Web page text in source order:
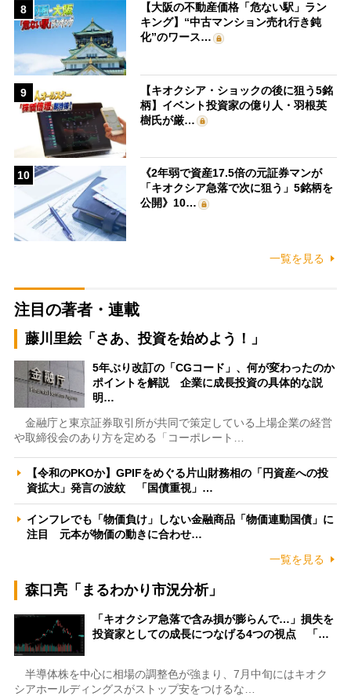
8
【大阪の不動産価格「危ない駅」ラン
キング】“中古マンション売れ行き鈍
化”のワース…
9
【キオクシア・ショックの後に狙う5銘
柄】イベント投資家の億り人・羽根英
樹氏が厳…
10
《2年弱で資産17.5倍の元証券マンが
「キオクシア急落で次に狙う」5銘柄を
公開》10…
一覧を見る
注目の著者・連載
藤川里絵「さあ、投資を始めよう！」
5年ぶり改訂の「CGコード」、何が変わったのか
ポイントを解説 企業に成長投資の具体的な説
明…
金融庁と東京証券取引所が共同で策定している上場企業の経営
や取締役会のあり方を定める「コーポレート…
【令和のPKOか】GPIFをめぐる片山財務相の「円資産への投
資拡大」発言の波紋 「国債重視」…
インフレでも「物価負け」しない金融商品「物価連動国債」に
注目 元本が物価の動きに合わせ…
一覧を見る
森口亮「まるわかり市況分析」
「キオクシア急落で含み損が膨らんで…」損失を
投資家としての成長につなげる4つの視点 「…
半導体株を中心に相場の調整色が強まり、7月中旬にはキオク
シアホールディングスがストップ安をつけるな…